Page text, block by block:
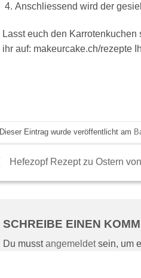
Anschliessend wird der
Lasst euch den
ihr auf: makeurcake.ch/rezepte
Dieser Eintrag wurde veröffentlicht am
Hefezopf Rezept zu Ostern
SCHREIBE EINEN
Du musstangemeldetsein, um